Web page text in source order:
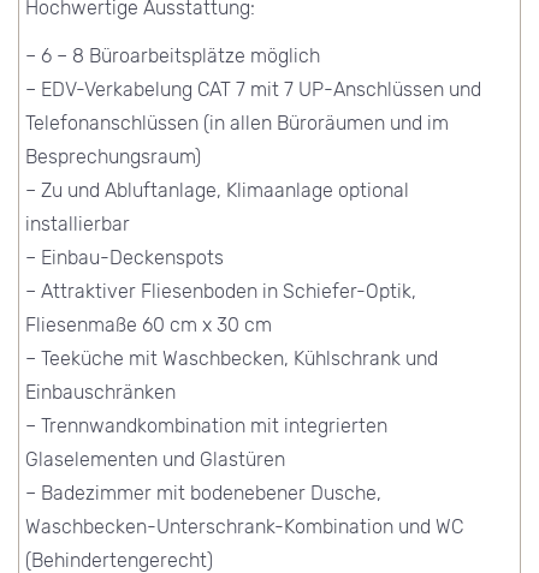
Hochwertige Ausstattung:
– 6 – 8 Büroarbeitsplätze möglich
– EDV-Verkabelung CAT 7 mit 7 UP-Anschlüssen und
Telefonanschlüssen (in allen Büroräumen und im
Besprechungsraum)
– Zu und Abluftanlage, Klimaanlage optional
installierbar
– Einbau-Deckenspots
– Attraktiver Fliesenboden in Schiefer-Optik,
Fliesenmaße 60 cm x 30 cm
– Teeküche mit Waschbecken, Kühlschrank und
Einbauschränken
– Trennwandkombination mit integrierten
Glaselementen und Glastüren
– Badezimmer mit bodenebener Dusche,
Waschbecken-Unterschrank-Kombination und WC
(Behindertengerecht)